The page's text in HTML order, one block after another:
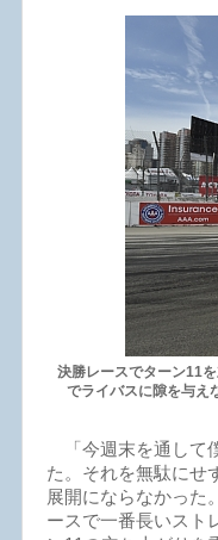
決勝レースでターン11
でライバスに隙を与
「今週末を通して
た。それを無駄にせ
展開にならなかった
ースで一番長いスト